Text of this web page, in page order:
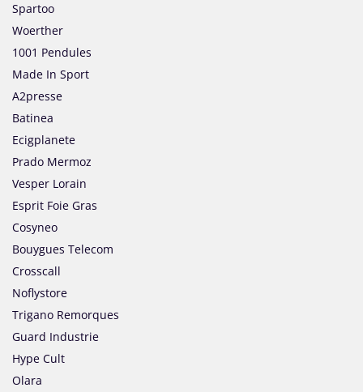
Spartoo
Woerther
1001 Pendules
Made In Sport
A2presse
Batinea
Ecigplanete
Prado Mermoz
Vesper Lorain
Esprit Foie Gras
Cosyneo
Bouygues Telecom
Crosscall
Noflystore
Trigano Remorques
Guard Industrie
Hype Cult
Olara